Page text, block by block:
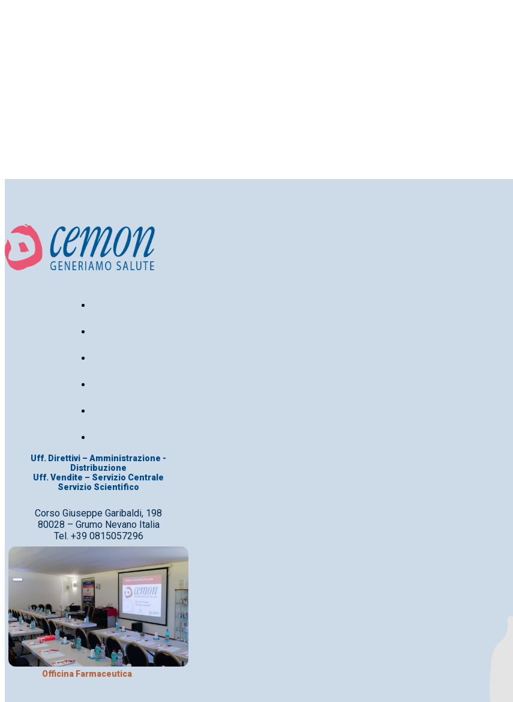
Uff. Direttivi – Amministrazione -
Distribuzione
Uff. Vendite – Servizio Centrale
Servizio Scientifico
Corso Giuseppe Garibaldi, 198
80028 – Grumo Nevano Italia
Tel. +39 0815057296
Officina Farmaceutica